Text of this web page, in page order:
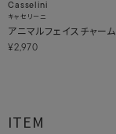
Casselini
キャセリーニ
アニマルフェイスチャーム
¥2,970
ITEM